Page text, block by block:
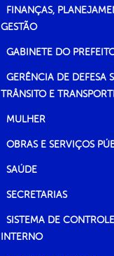
FINANÇAS,
GESTÃO
GABINETE DO
GERÊNCIA DE DEFESA
TRÂNSITO E
MULHER
OBRAS E SERVIÇOS
SAÚDE
SECRETARIAS
SISTEMA DE CONTROLE
INTERNO